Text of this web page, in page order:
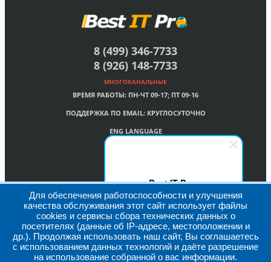
Best IT Pro
Здравствуйте! Мы на связи!
Пишите (вопросы, запросы,
предложения)
Для обеспечения работоспособности и улучшения
качества обслуживания этот сайт использует файлы
cookies и сервисы сбора технических данных о
посетителях (данные об IP-адресе, местоположении и
др.). Продолжая использовать наш сайт, Вы соглашаетесь
с использованием данных технологий и даёте разрешение
на использование собранной о вас информации.
8 (499) 346-7733
8 (926) 148-7733
МНОГОКАНАЛЬНЫЕ
ВРЕМЯ РАБОТЫ: ПН-ЧТ 09-17; ПТ 09-16
ПОДДЕРЖКА ПО EMAIL: КРУГЛОСУТОЧНО
ENG LANGUAGE
© Best IT Pro. All Rights Reserved, 2009-2026
Наверх